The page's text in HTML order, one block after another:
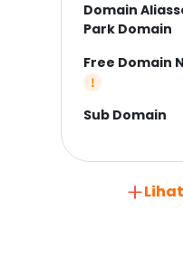
Domain
Park Domain
Free Domain
Sub Domain